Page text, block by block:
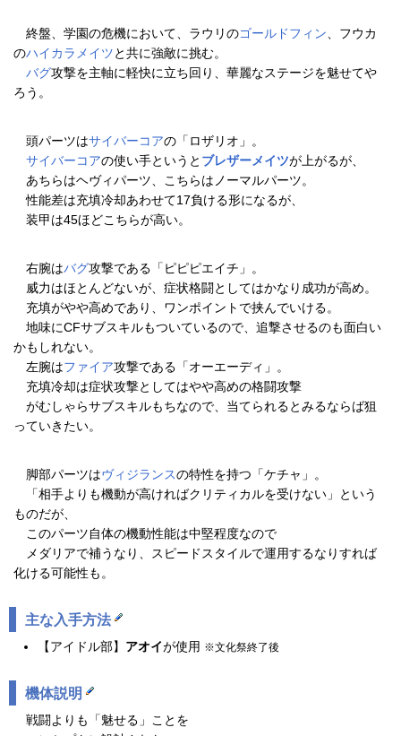
終盤、学園の危機において、ラウリのゴールドフィン 、フウカ
のハイカラメイツと共に強敵に挑む。
バグ攻撃を主軸に軽快に立ち回り、華麗なステージを魅せてや
ろう。
頭パーツはサイバーコアの「ロザリオ」。
サイバーコアの使い手というと ブレザーメイツが上がるが、
あちらはヘヴィパーツ、こちらはノーマルパーツ。
性能差は充填冷却あわせて17負ける形になるが、
装甲は45ほどこちらが高い。
右腕はバグ攻撃である「ピピピエイチ」。
威力はほとんどないが、症状格闘としてはかなり成功が高め。
充填がやや高めであり、ワンポイントで挟んでいける。
地味にCFサブスキルもついているので、追撃させるのも面白い
かもしれない。
左腕はファイア攻撃である「オーエーディ」。
充填冷却は症状攻撃としてはやや高めの格闘攻撃
がむしゃらサブスキルもちなので、当てられるとみるならば狙
っていきたい。
脚部パーツはヴィジランスの特性を持つ「ケチャ」。
「相手よりも機動が高ければクリティカルを受けない」という
ものだが、
このパーツ自体の機動性能は中堅程度なので
メダリアで補うなり、スピードスタイルで運用するなりすれば
化ける可能性も。
主な入手方法
【アイドル部】 アオイが使用 ※文化祭終了後
機体説明
戦闘よりも「魅せる」ことを